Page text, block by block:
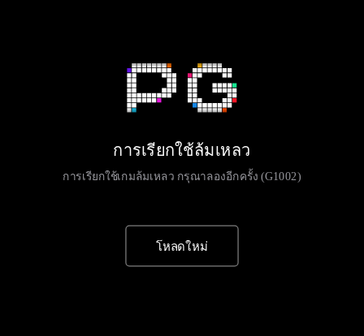
การเรียกใช้ล้มเหลว
การเรียกใช้เกมล้มเหลว กรุณาลองอีกครั้ง (G1002)
โหลดใหม่